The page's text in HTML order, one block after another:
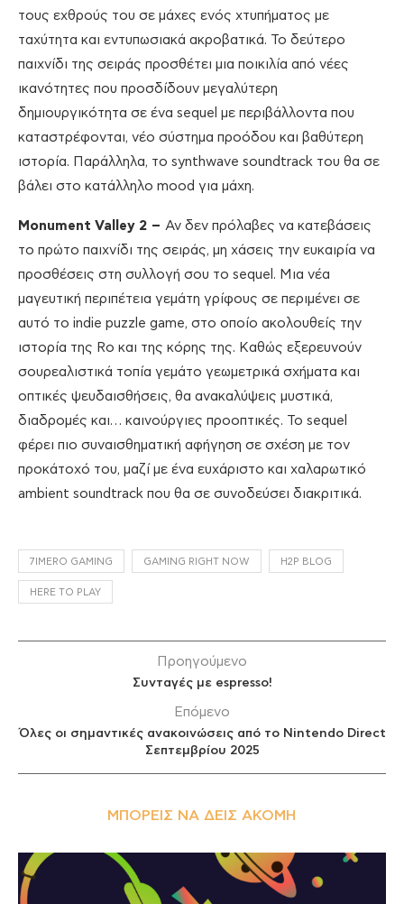
τους εχθρούς του σε μάχες ενός χτυπήματος με
ταχύτητα και εντυπωσιακά ακροβατικά. Το δεύτερο
παιχνίδι της σειράς προσθέτει μια ποικιλία από νέες
ικανότητες που προσδίδουν μεγαλύτερη
δημιουργικότητα σε ένα sequel με περιβάλλοντα που
καταστρέφονται, νέο σύστημα προόδου και βαθύτερη
ιστορία. Παράλληλα, το synthwave soundtrack του θα σε
βάλει στο κατάλληλο mood για μάχη.
Monument Valley 2 – Αν δεν πρόλαβες να κατεβάσεις
το πρώτο παιχνίδι της σειράς, μη χάσεις την ευκαιρία να
προσθέσεις στη συλλογή σου το sequel. Μια νέα
μαγευτική περιπέτεια γεμάτη γρίφους σε περιμένει σε
αυτό το indie puzzle game, στο οποίο ακολουθείς την
ιστορία της Ro και της κόρης της. Καθώς εξερευνούν
σουρεαλιστικά τοπία γεμάτο γεωμετρικά σχήματα και
οπτικές ψευδαισθήσεις, θα ανακαλύψεις μυστικά,
διαδρομές και… καινούργιες προοπτικές. Το sequel
φέρει πιο συναισθηματική αφήγηση σε σχέση με τον
προκάτοχό του, μαζί με ένα ευχάριστο και χαλαρωτικό
ambient soundtrack που θα σε συνοδεύσει διακριτικά.
7IMERO GAMING GAMING RIGHT NOW H2P BLOG
HERE TO PLAY
Προηγούμενο
Συνταγές με espresso!
Επόμενο
Όλες οι σημαντικές ανακοινώσεις από το Nintendo Direct
Σεπτεμβρίου 2025
ΜΠΟΡΕΊΣ ΝΑ ΔΕΙΣ ΑΚΌΜΗ